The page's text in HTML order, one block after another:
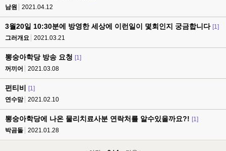
남원
2021.04.12
3월20일 10:30분에 방영한 세상에 이런일이 몇회인지 궁금합니다 [1]
그러개요
2021.03.21
뽕숭아학당 방송 요청 [1]
꺼끼어
2021.03.08
펀티비
[1]
연수맘
2021.02.10
뽕숭아학당에 나온 물리치료사분 연락처를 알수있을까요?! [1]
박곰돌
2021.01.28